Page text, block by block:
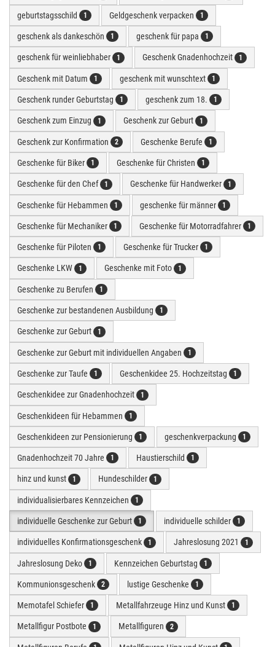
geburtstagsschild 1 Geldgeschenk verpacken 1
geschenk als dankeschön 1 geschenk für papa 1
geschenk für weinliebhaber 1 Geschenk Gnadenhochzeit 1
Geschenk mit Datum 1 geschenk mit wunschtext 1
Geschenk runder Geburtstag 1 geschenk zum 18. 1
Geschenk zum Einzug 1 Geschenk zur Geburt 1
Geschenk zur Konfirmation 2 Geschenke Berufe 1
Geschenke für Biker 1 Geschenke für Christen 1
Geschenke für den Chef 1 Geschenke für Handwerker 1
Geschenke für Hebammen 1 geschenke für männer 1
Geschenke für Mechaniker 1 Geschenke für Motorradfahrer 1
Geschenke für Piloten 1 Geschenke für Trucker 1
Geschenke LKW 1 Geschenke mit Foto 1
Geschenke zu Berufen 1
Geschenke zur bestandenen Ausbildung 1
Geschenke zur Geburt 1
Geschenke zur Geburt mit individuellen Angaben 1
Geschenke zur Taufe 1 Geschenkidee 25. Hochzeitstag 1
Geschenkidee zur Gnadenhochzeit 1
Geschenkideen für Hebammen 1
Geschenkideen zur Pensionierung 1 geschenkverpackung 1
Gnadenhochzeit 70 Jahre 1 Haustierschild 1
hinz und kunst 1 Hundeschilder 1
individualisierbares Kennzeichen 1
individuelle Geschenke zur Geburt 1 individuelle schilder 1
individuelles Konfirmationsgeschenk 1 Jahreslosung 2021 1
Jahreslosung Deko 1 Kennzeichen Geburtstag 1
Kommunionsgeschenk 2 lustige Geschenke 1
Memotafel Schiefer 1 Metallfahrzeuge Hinz und Kunst 1
Metallfigur Postbote 1 Metallfiguren 2